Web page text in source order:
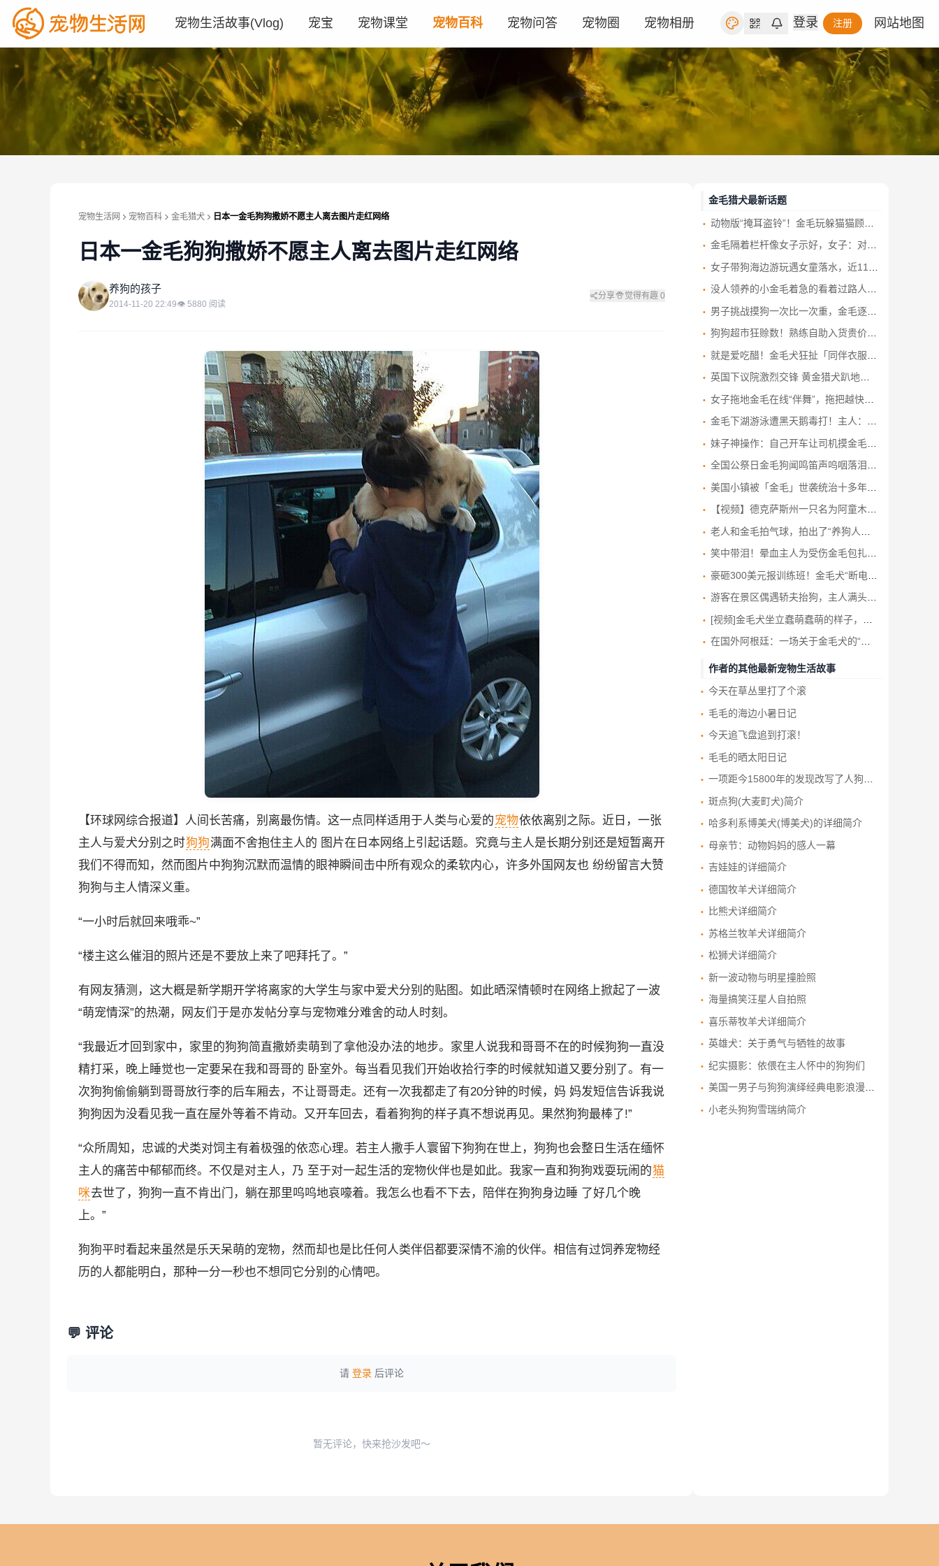
宠物生活故事(Vlog) 宠宝 宠物课堂 宠物百科 宠物问答 宠物圈 宠物相册 登录 注册 网站地图
宠物生活网 宠物百科 金毛猎犬 日本一金毛狗狗撒娇不愿主人离去图片走红网络
日本一金毛狗狗撒娇不愿主人离去图片走红网络
养 养狗的孩子
2014-11-20 22:49👁 5880 阅读
分享 觉得有趣 0
【环球网综合报道】人间长苦痛，别离最伤情。这一点同样适用于人类与心爱的宠物依依离别之际。近日，一张
主人与爱犬分别之时狗狗满面不舍抱住主人的 图片在日本网络上引起话题。究竟与主人是长期分别还是短暂离开
我们不得而知，然而图片中狗狗沉默而温情的眼神瞬间击中所有观众的柔软内心，许多外国网友也 纷纷留言大赞
狗狗与主人情深义重。
“一小时后就回来哦乖~”
“楼主这么催泪的照片还是不要放上来了吧拜托了。”
有网友猜测，这大概是新学期开学将离家的大学生与家中爱犬分别的贴图。如此晒深情顿时在网络上掀起了一波
“萌宠情深”的热潮，网友们于是亦发帖分享与宠物难分难舍的动人时刻。
“我最近才回到家中，家里的狗狗简直撒娇卖萌到了拿他没办法的地步。家里人说我和哥哥不在的时候狗狗一直没
精打采，晚上睡觉也一定要呆在我和哥哥的 卧室外。每当看见我们开始收拾行李的时候就知道又要分别了。有一
次狗狗偷偷躺到哥哥放行李的后车厢去，不让哥哥走。还有一次我都走了有20分钟的时候，妈 妈发短信告诉我说
狗狗因为没看见我一直在屋外等着不肯动。又开车回去，看着狗狗的样子真不想说再见。果然狗狗最棒了!”
“众所周知，忠诚的犬类对饲主有着极强的依恋心理。若主人撒手人寰留下狗狗在世上，狗狗也会整日生活在缅怀
主人的痛苦中郁郁而终。不仅是对主人，乃 至于对一起生活的宠物伙伴也是如此。我家一直和狗狗戏耍玩闹的猫
咪去世了，狗狗一直不肯出门，躺在那里呜呜地哀嚎着。我怎么也看不下去，陪伴在狗狗身边睡 了好几个晚
上。”
狗狗平时看起来虽然是乐天呆萌的宠物，然而却也是比任何人类伴侣都要深情不渝的伙伴。相信有过饲养宠物经
历的人都能明白，那种一分一秒也不想同它分别的心情吧。
💬 评论
请 登录 后评论
暂无评论，快来抢沙发吧～
金毛猎犬最新话题
动物版“掩耳盗铃”！金毛玩躲猫猫顾头不顾尾 一动不动等主人找
金毛隔着栏杆像女子示好，女子：对不起，我不可以摸你，怕你咬我狗狗立马叼着一只脚鞋躺下
女子带狗海边游玩遇女童落水，近11岁金毛冲进海里救人 主人：它平日里胆小又怕水
没人领养的小金毛着急的看着过路人，回家以后竟然是只暖心的毛孩子
男子挑战摸狗一次比一次重，金毛逐渐发现了事情的不对劲
狗狗超市狂赊数！熟练自助入货贵价鸡腿 主人被迫付款要“破产”
就是爱吃醋！金毛犬狂扯「同伴衣服」当街上演宫斗剧戏码
英国下议院激烈交锋 黄金猎犬趴地入睡抢镜
女子拖地金毛在线“伴舞”，拖把越快它抬爪越快，狗：只要我抬得够快，你就拖不到我的脚
金毛下湖游泳遭黑天鹅毒打！主人：这不是第一次了
妹子神操作：自己开车让司机摸金毛，圆其童年梦
全国公祭日金毛狗闻鸣笛声呜咽落泪，狗主人：动物有灵性
美国小镇被「金毛」世袭统治十多年，不签公文只讨摸的狗狗市长Mayor Max，民众满意度满分！
【视频】德克萨斯州一只名为阿童木的英勇金毛寻回犬接受训练，以拯救溺水游泳者
老人和金毛拍气球，拍出了“养狗人无法拒绝的治愈瞬间”
笑中带泪！晕血主人为受伤金毛包扎 连晕N次仍不放弃
豪砸300美元报训练班！金毛犬“断电”昏睡 网民：像极课堂的我
游客在景区偶遇轿夫抬狗，主人满头大汗跟随，游客：金毛年迈体力不支，花费至少几百元
[视频]金毛犬坐立蠢萌蠢萌的样子，呲个牙想生气又不敢乱来的样子！
在国外阿根廷：一场关于金毛犬的“大聚会”
作者的其他最新宠物生活故事
今天在草丛里打了个滚
毛毛的海边小暑日记
今天追飞盘追到打滚！
毛毛的晒太阳日记
一项距今15800年的发现改写了人狗友谊的历史
斑点狗(大麦町犬)简介
哈多利系博美犬(博美犬)的详细简介
母亲节：动物妈妈的感人一幕
吉娃娃的详细简介
德国牧羊犬详细简介
比熊犬详细简介
苏格兰牧羊犬详细简介
松狮犬详细简介
新一波动物与明星撞脸照
海量搞笑汪星人自拍照
喜乐蒂牧羊犬详细简介
英雄犬：关于勇气与牺牲的故事
纪实摄影：依偎在主人怀中的狗狗们
美国一男子与狗狗演绎经典电影浪漫场景
小老头狗狗雪瑞纳简介